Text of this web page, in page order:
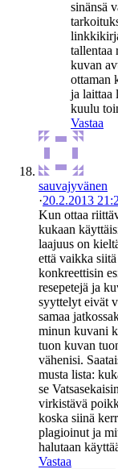
sinänsä
tallentaa
kuvan
ottaman
ja laittaa
kuulu
Vastaa
sauvajyvänen
·20.2.2013
Kun ottaa
kukaan
laajuus on
että vaikka
konkreettisin
resepetejä ja
syyttelyt eivät
samaa
minun kuvani
tuon kuvan
vähenisi.
musta lista:
se
virkistävä
koska siinä
plagioinut ja
halutaan
Vastaa